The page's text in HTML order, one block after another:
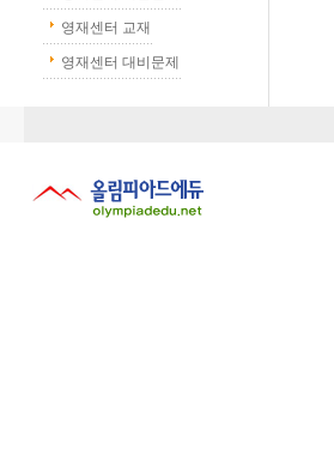
영재센터 교재
영재센터 대비문제